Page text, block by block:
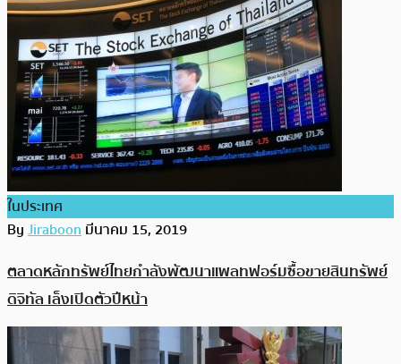
ในประเทศ
ByJiraboonมีนาคม 15, 2019
ตลาดหลักทรัพย์ไทยกำลังพัฒนาแพลทฟอร์มซื้อขายสินทรัพย์
ดิจิทัล เล็งเปิดตัวปีหน้า